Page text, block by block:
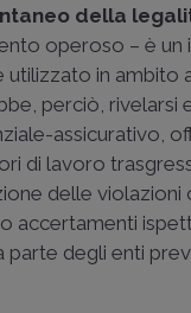
della
operoso – è un
in ambito
perciò, rivelarsi
assicurativo,
di lavoro
delle violazioni
accertamenti
parte degli enti